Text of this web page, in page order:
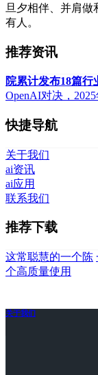
旦夕相伴、并肩
有人。
推荐资讯
院累计发布18篇行
OpenAI对决，
快捷导航
关于我们
ai资讯
ai应用
联系我们
推荐下载
这常聪慧的一个陈
个高质量使用
关于我们